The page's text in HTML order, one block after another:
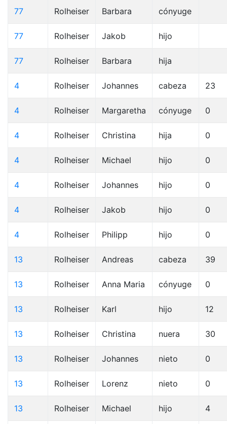
77 Rolheiser Barbara cónyuge
77 Rolheiser Jakob hijo
77 Rolheiser Barbara hija
4 Rolheiser Johannes cabeza 23
4 Rolheiser Margaretha cónyuge 0
4 Rolheiser Christina hija 0
4 Rolheiser Michael hijo 0
4 Rolheiser Johannes hijo 0
4 Rolheiser Jakob hijo 0
4 Rolheiser Philipp hijo 0
13 Rolheiser Andreas cabeza 39
13 Rolheiser Anna Maria cónyuge 0
13 Rolheiser Karl hijo 12
13 Rolheiser Christina nuera 30
13 Rolheiser Johannes nieto 0
13 Rolheiser Lorenz nieto 0
13 Rolheiser Michael hijo 4